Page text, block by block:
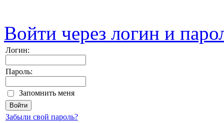
Войти через логин и
Логин:
Пароль:
Запомнить меня
Забыли свой пароль?